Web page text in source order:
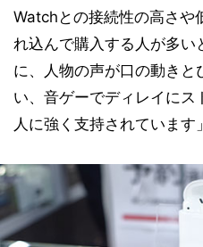
Watchとの接続性の高さや
れ込んで購入する人が多い
に、人物の声が口の動きと
い、音ゲーでディレイにス
人に強く支持されています」